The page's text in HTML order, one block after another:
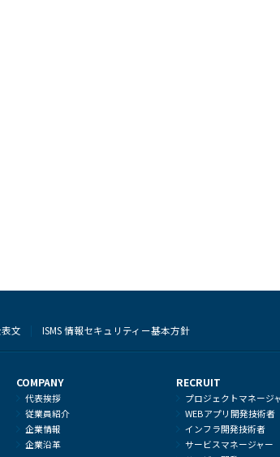
文 ISMS 情報セキュリティー基本方針
COMPANY
代表挨拶
従業員紹介
企業情報
企業沿革
RECRUIT
プロジェクトマネージ
WEBアプリ開発技術者
インフラ開発技術者
サービスマネージャー